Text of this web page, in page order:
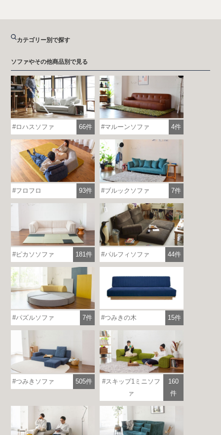
カテゴリー別で探す
ソファやその他商品別で見る
ロハスソファ 66件 マルーンソファ 4件
フロフロ 93件 ブルックソファ 7件
ピカソソファ 181件 パルフィソファ 44件
パズルソファ 7件 つみきの木 15件
つみきソファ 505件
スキップ1ミニソフ
ァ
160
件